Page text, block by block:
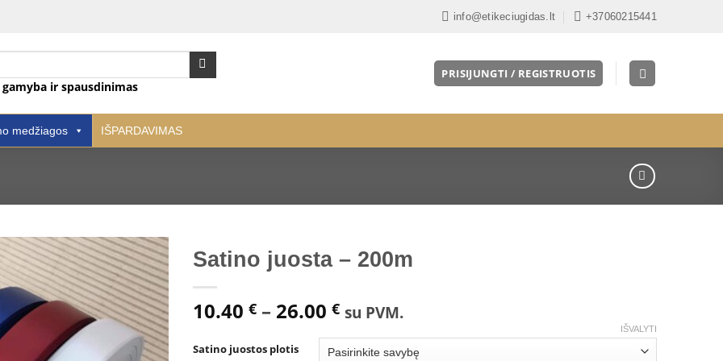
info@etikeciugidas.lt +37060215441
ir spausdinimas
PRISIJUNGTI / REGISTRUOTIS
medžiagos IŠPARDAVIMAS
Pridėti
į norų
sąrašą
Satino juosta – 200m
10.40 € – 26.00 €Price
10.40 €
su PVM.
Satino juostos plotis
IŠVALYTI